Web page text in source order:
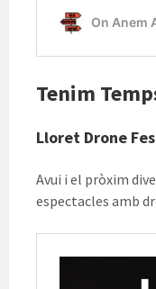
Tenim
Lloret Drone
Avui i el pròxim
espectacles amb